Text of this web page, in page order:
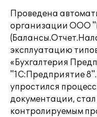
Проведена
организации ООО
эксплуатацию
«Бухгалтерия
"1С:Предприятие
упростился
документации,
контролируемым